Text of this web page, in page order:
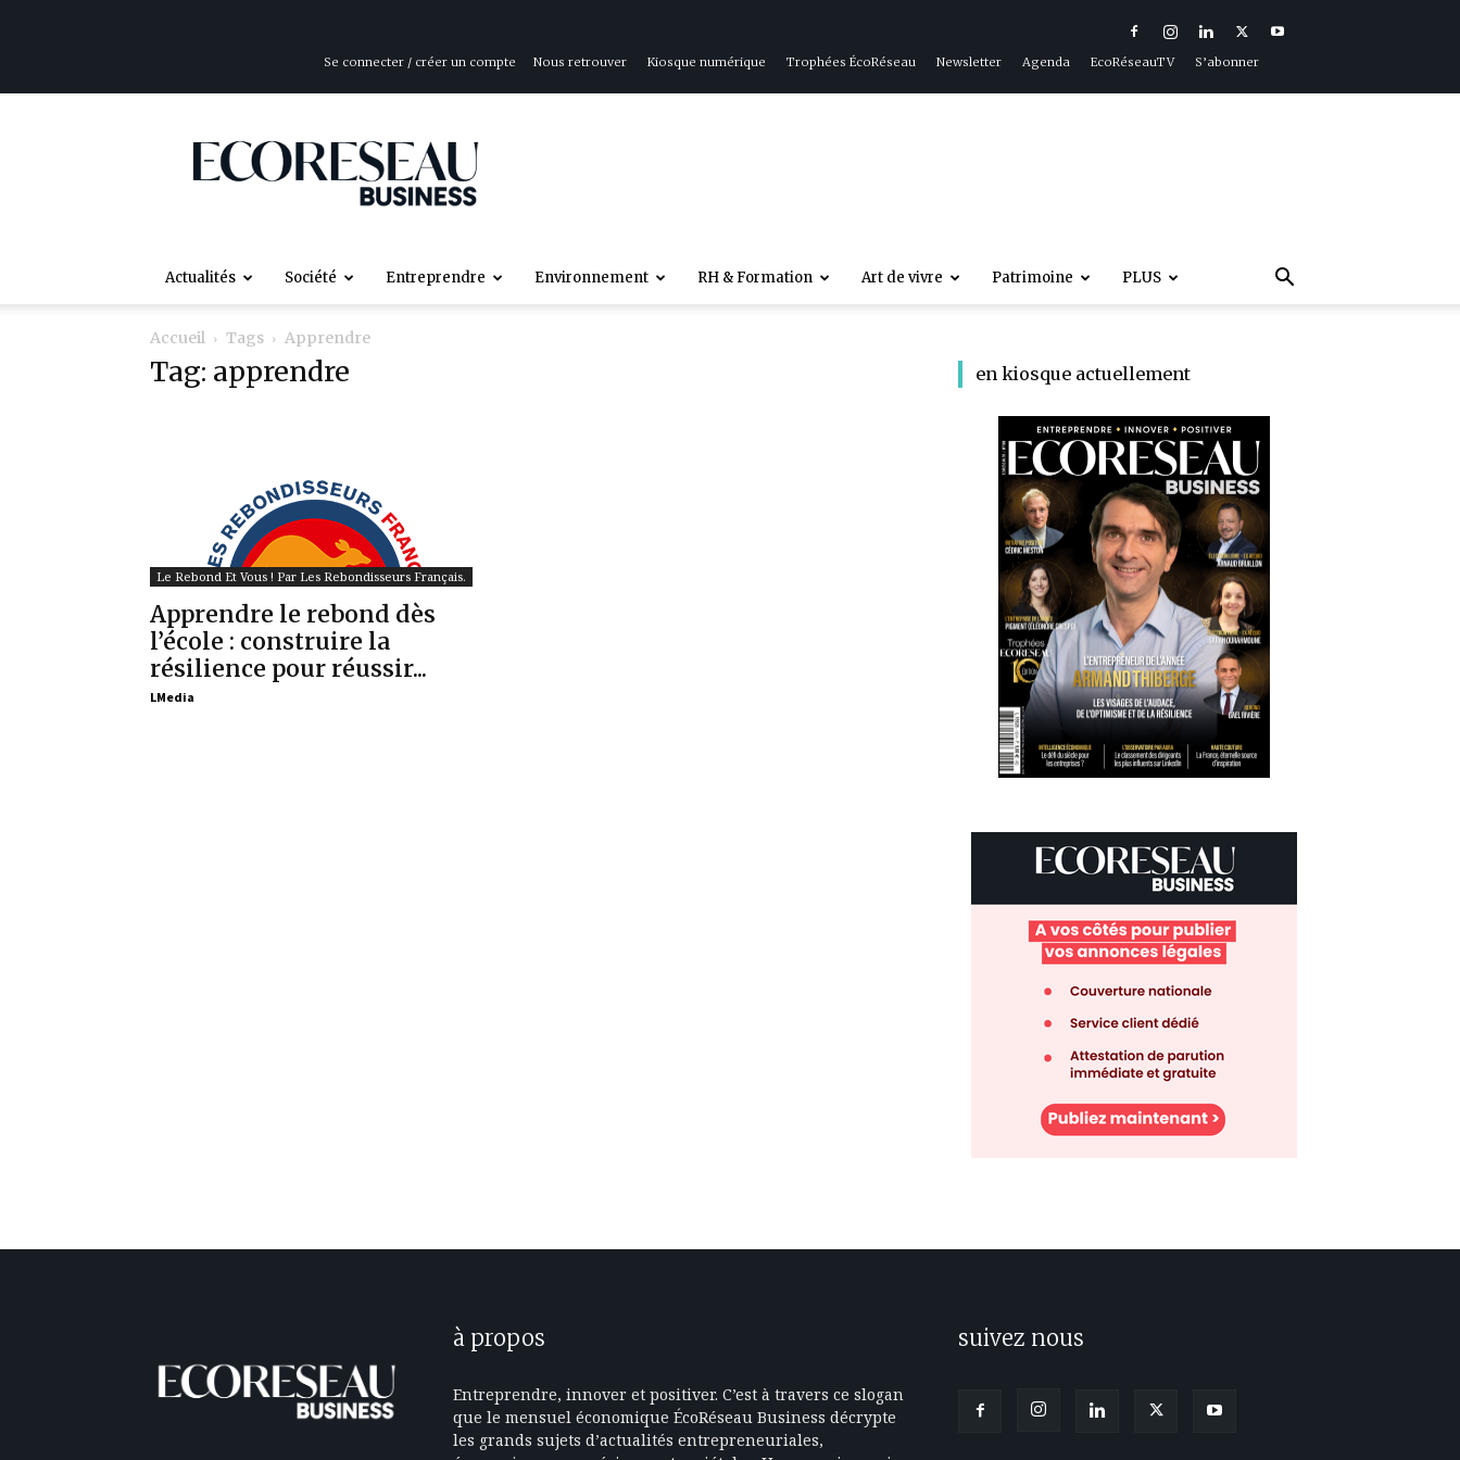
Se connecter / créer un compte Nous retrouver Kiosque numérique Trophées ÉcoRéseau Newsletter Agenda EcoRéseauTV S’abonner
Business
Actualités Société Entreprendre Environnement RH & Formation Art de vivre Patrimoine PLUS
Accueil Tags Apprendre
Tag: apprendre
Le Rebond Et Vous ! Par Les Rebondisseurs Français.
Apprendre le rebond dès
l’école : construire la
résilience pour réussir...
LMedia
en kiosque actuellement
à propos
Entreprendre, innover et positiver. C’est à travers ce slogan
que le mensuel économique ÉcoRéseau Business décrypte
les grands sujets d’actualités entrepreneuriales,
suivez nous